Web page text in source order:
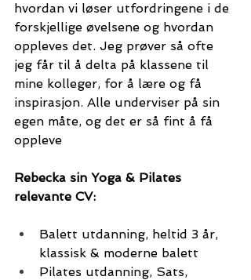
hvordan vi løser utfordringene i de
forskjellige øvelsene og hvordan
oppleves det. Jeg prøver så ofte
jeg får til å delta på klassene til
mine kolleger, for å lære og få
inspirasjon. Alle underviser på sin
egen måte, og det er så fint å få
oppleve
Rebecka sin Yoga & Pilates
relevante CV:
Balett utdanning, heltid 3 år,
klassisk & moderne balett
Pilates utdanning, Sats,